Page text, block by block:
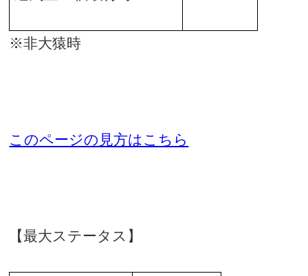
※非大猿時
このページの見方はこちら
【最大ステータス】